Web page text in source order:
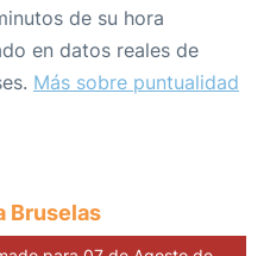
de su hora
en datos reales de
Más sobre puntualidad
Bruselas